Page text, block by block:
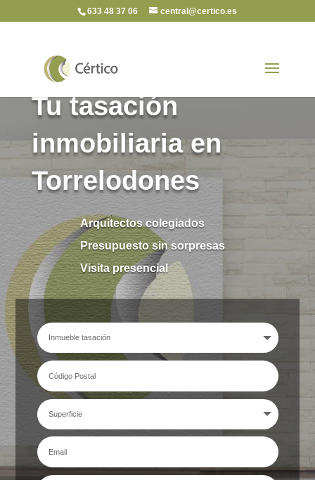
633 48 37 06 central@certico.es
Tu tasación
inmobiliaria en
Torrelodones
Arquitectos colegiados
Presupuesto sin sorpresas
Visita presencial